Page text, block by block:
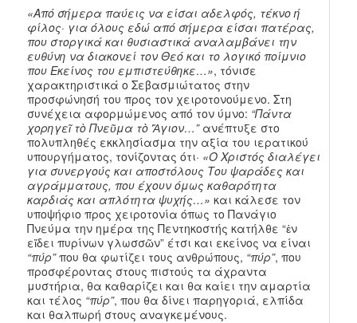
«Από σήμερα παύεις να είσαι αδελφός, τέκνο ή
φίλος· για όλους εδώ από σήμερα είσαι πατέρας,
που στοργικά και θυσιαστικά αναλαμβάνει την
ευθύνη να διακονεί τον Θεό και το λογικό ποίμνιο
που Εκείνος του εμπιστεύθηκε…», τόνισε
χαρακτηριστικά ο Σεβασμιώτατος στην
προσφώνησή του προς τον χειροτονούμενο. Στη
συνέχεια αφορμώμενος από τον ύμνο: “Πάντα
χορηγεῖ τὸ Πνεῦμα τὸ Ἅγιον…”ανέπτυξε στο
πολυπληθές εκκλησίασμα την αξία του ιερατικού
υπουργήματος, τονίζοντας ότι· «Ο Χριστός διαλέγει
για συνεργούς και αποστόλους Του ψαράδες και
αγράμματους, που έχουν όμως καθαρότητα
καρδιάς και απλότητα ψυχής…»και κάλεσε τον
υποψήφιο προς χειροτονία όπως το Πανάγιο
Πνεύμα την ημέρα της Πεντηκοστής κατήλθε “ἐν
εἴδει πυρίνων γλωσσῶν” έτσι και εκείνος να είναι
“πύρ”που θα φωτίζει τους ανθρώπους, “πύρ”, που
προσφέροντας στους πιστούς τα άχραντα
μυστήρια, θα καθαρίζει και θα καίει την αμαρτία
και τέλος “πύρ”, που θα δίνει παρηγοριά, ελπίδα
και θαλπωρή στους αναγκεμένους.